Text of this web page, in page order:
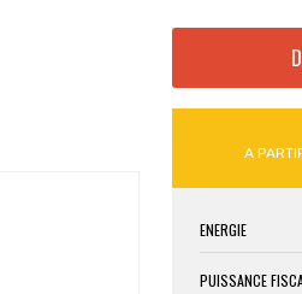
A
ENERGIE
PUISSANCE